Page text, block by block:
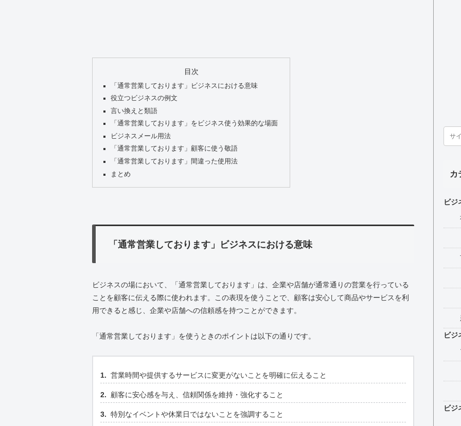
目次
「通常営業しております」ビジネスにおける意味
役立つビジネスの例文
言い換えと類語
「通常営業しております」をビジネス使う効果的な場面
ビジネスメール用法
「通常営業しております」顧客に使う敬語
「通常営業しております」間違った使用法
まとめ
「通常営業しております」ビジネスにおける意味
ビジネスの場において、「通常営業しております」は、企業や店舗が通常通りの営業を行っている
ことを顧客に伝える際に使われます。この表現を使うことで、顧客は安心して商品やサービスを利
用できると感じ、企業や店舗への信頼感を持つことができます。
「通常営業しております」を使うときのポイントは以下の通りです。
営業時間や提供するサービスに変更がないことを明確に伝えること
顧客に安心感を与え、信頼関係を維持・強化すること
特別なイベントや休業日ではないことを強調すること
カ
ビジ
ビジ
ビジ